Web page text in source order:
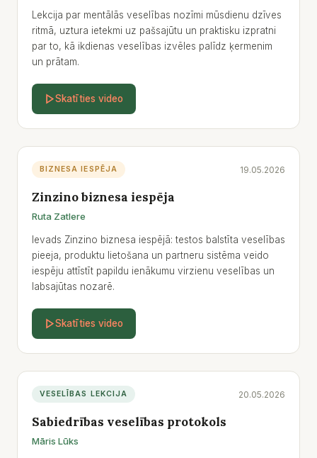
Lekcija par mentālās veselības nozīmi mūsdienu dzīves
ritmā, uztura ietekmi uz pašsajūtu un praktisku izpratni
par to, kā ikdienas veselības izvēles palīdz ķermenim
un prātam.
Skatīties video
BIZNESA IESPĒJA 19.05.2026
Zinzino biznesa iespēja
Ruta Zatlere
Ievads Zinzino biznesa iespējā: testos balstīta veselības
pieeja, produktu lietošana un partneru sistēma veido
iespēju attīstīt papildu ienākumu virzienu veselības un
labsajūtas nozarē.
Skatīties video
VESELĪBAS LEKCIJA 20.05.2026
Sabiedrības veselības protokols
Māris Lūks